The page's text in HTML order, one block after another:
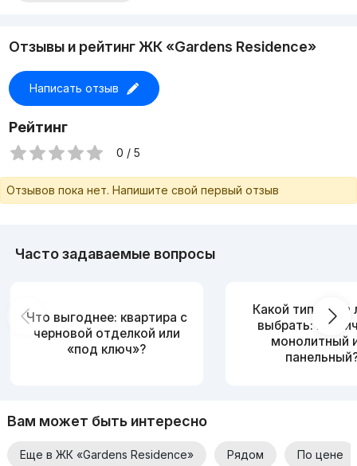
Отзывы и рейтинг ЖК «Gardens Residence»
Написать отзыв
Рейтинг
0 / 5
Отзывов пока нет. Напишите свой первый отзыв
Часто задаваемые вопросы
Что выгоднее: квартира с
черновой отделкой или
«под ключ»?
Какой тип дома
выбрать:
монолитный
Вам может быть интересно
Еще в ЖК «Gardens Residence» Рядом По цене